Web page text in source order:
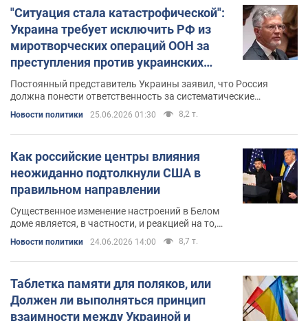
"Ситуация стала катастрофической":
Украина требует исключить РФ из
миротворческих операций ООН за
преступления против украинских
детей
Постоянный представитель Украины заявил, что Россия
должна понести ответственность за систематические
нарушения прав детей во время войны
Новости политики 25.06.2026 01:30 8,2 т.
Как российские центры влияния
неожиданно подтолкнули США в
правильном направлении
Существенное изменение настроений в Белом
доме является, в частности, и реакцией на то,
что российские специалисты в последнее время
занимаются "не своим делом", в отношении
которого, так сказать, нет американской
Новости политики 24.06.2026 14:00 8,7 т.
Таблетка памяти для поляков, или
Должен ли выполняться принцип
взаимности между Украиной и